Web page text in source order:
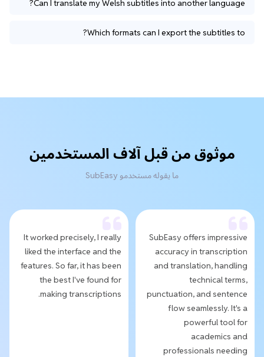
Can I translate my Welsh subtitles into another language?
Which formats can I export the subtitles to?
موثوق من قبل آلاف المستخدمين
ما يقوله مستخدمو SubEasy
SubEasy offers impressive
accuracy in transcription
and translation, handling
technical terms,
punctuation, and sentence
flow seamlessly. It's a
powerful tool for
academics and
professionals needing
It worked precisely, I really
liked the interface and the
features. So far, it has been
the best I've found for
making transcriptions.